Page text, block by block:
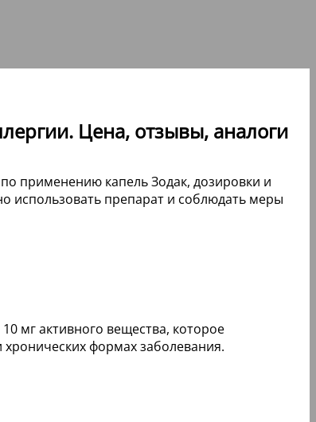
Цена, отзывы, аналоги
применению капель Зодак, дозировки и
использовать препарат и соблюдать меры
мг активного вещества, которое
формах заболевания.